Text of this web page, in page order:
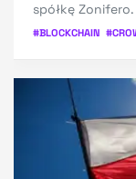
spółkę Zonifero.
#BLOCKCHAIN #